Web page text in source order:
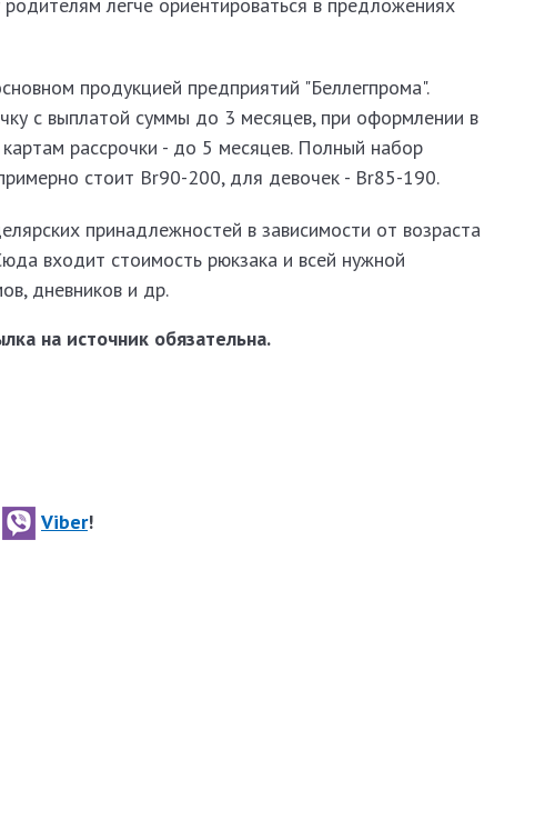
продукцией предприятий "Беллегпрома".
с выплатой суммы до 3 месяцев, при оформлении в
рассрочки - до 5 месяцев. Полный набор
стоит Br90-200, для девочек - Br85-190.
принадлежностей в зависимости от возраста
входит стоимость рюкзака и всей нужной
дневников и др.
на источник обязательна.
Viber!